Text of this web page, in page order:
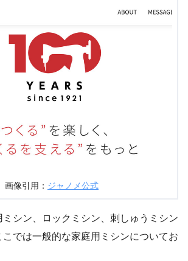
画像引用： ジャノメ公式
ミシン、ロックミシン、刺しゅうミシン
では一般的な家庭用ミシンについてお